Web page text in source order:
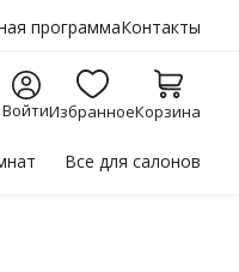
программаКонтакты
ВойтиИзбранноеКорзина
Все для салонов